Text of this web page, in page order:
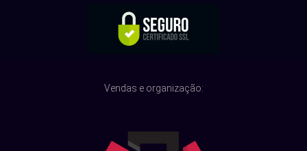
Vendas e organização: